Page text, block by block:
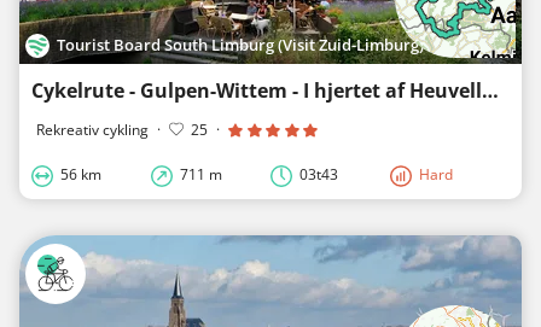
Tourist Board South Limburg (Visit Zuid-Limburg)
Cykelrute - Gulpen-Wittem - I hjertet af Heuvelland
Rekreativ cykling · 25 ·
56 km 711 m 03t43 Hard